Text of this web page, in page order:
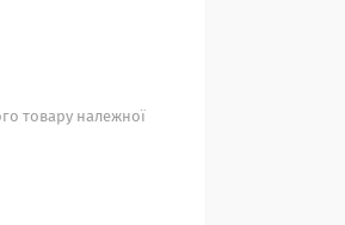
товару належної